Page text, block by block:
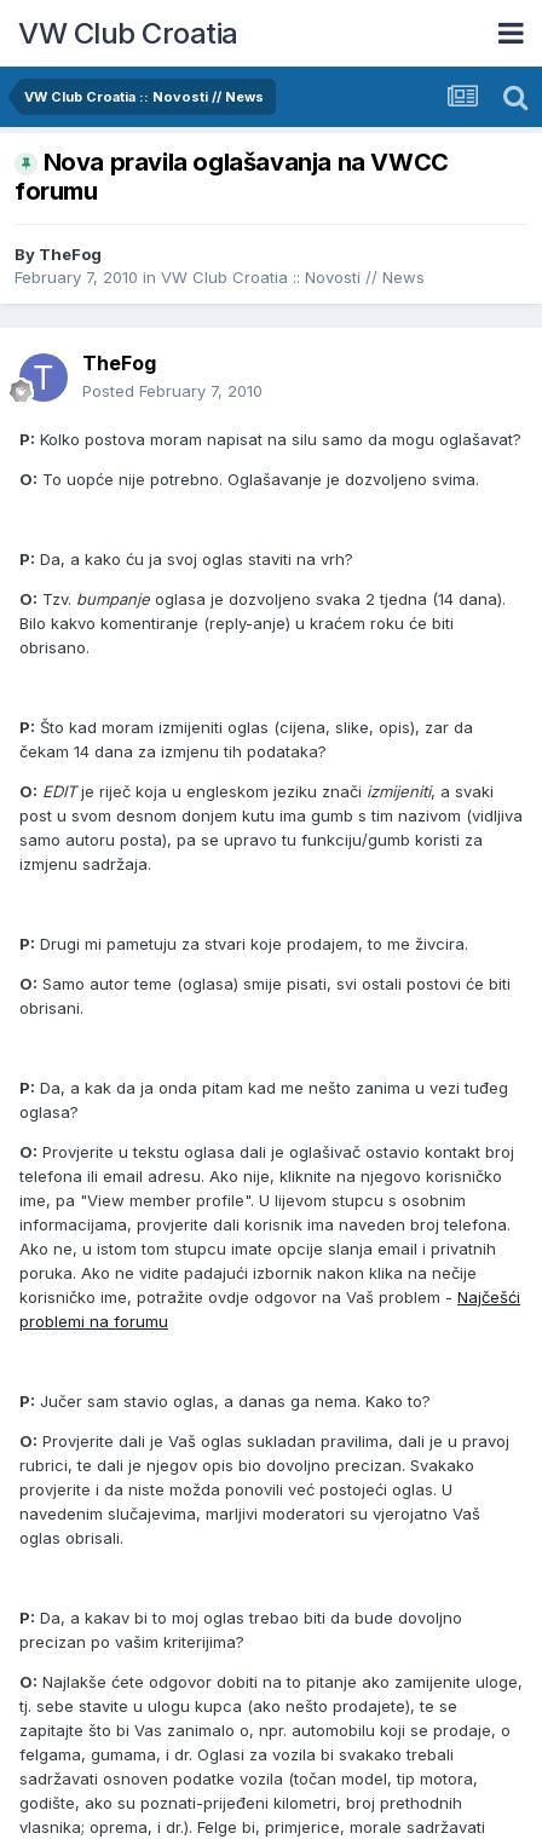
VW Club Croatia
VW Club Croatia :: Novosti // News
Nova pravila oglašavanja na VWCC
forumu
By TheFog
February 7, 2010 in VW Club Croatia :: Novosti // News
TheFog
Posted February 7, 2010
P: Kolko postova moram napisat na silu samo da mogu oglašavat?
O: To uopće nije potrebno. Oglašavanje je dozvoljeno svima.
P: Da, a kako ću ja svoj oglas staviti na vrh?
O: Tzv. bumpanje oglasa je dozvoljeno svaka 2 tjedna (14 dana).
Bilo kakvo komentiranje (reply-anje) u kraćem roku će biti
obrisano.
P: Što kad moram izmijeniti oglas (cijena, slike, opis), zar da
čekam 14 dana za izmjenu tih podataka?
O: EDITje riječ koja u engleskom jeziku znači izmijeniti, a svaki
post u svom desnom donjem kutu ima gumb s tim nazivom (vidljiva
samo autoru posta), pa se upravo tu funkciju/gumb koristi za
izmjenu sadržaja.
P: Drugi mi pametuju za stvari koje prodajem, to me živcira.
O: Samo autor teme (oglasa) smije pisati, svi ostali postovi će biti
obrisani.
P: Da, a kak da ja onda pitam kad me nešto zanima u vezi tuđeg
oglasa?
O: Provjerite u tekstu oglasa dali je oglašivač ostavio kontakt broj
telefona ili email adresu. Ako nije, kliknite na njegovo korisničko
ime, pa "View member profile". U lijevom stupcu s osobnim
informacijama, provjerite dali korisnik ima naveden broj telefona.
Ako ne, u istom tom stupcu imate opcije slanja email i privatnih
poruka. Ako ne vidite padajući izbornik nakon klika na nečije
korisničko ime, potražite ovdje odgovor na Vaš problem - Najčešći
problemi na forumu
P: Jučer sam stavio oglas, a danas ga nema. Kako to?
O: Provjerite dali je Vaš oglas sukladan pravilima, dali je u pravoj
rubrici, te dali je njegov opis bio dovoljno precizan. Svakako
provjerite i da niste možda ponovili već postojeći oglas. U
navedenim slučajevima, marljivi moderatori su vjerojatno Vaš
oglas obrisali.
P: Da, a kakav bi to moj oglas trebao biti da bude dovoljno
precizan po vašim kriterijima?
O: Najlakše ćete odgovor dobiti na to pitanje ako zamijenite uloge,
tj. sebe stavite u ulogu kupca (ako nešto prodajete), te se
zapitajte što bi Vas zanimalo o, npr. automobilu koji se prodaje, o
felgama, gumama, i dr. Oglasi za vozila bi svakako trebali
sadržavati osnoven podatke vozila (točan model, tip motora,
godište, ako su poznati-prijeđeni kilometri, broj prethodnih
vlasnika; oprema, i dr.). Felge bi, primjerice, morale sadržavati